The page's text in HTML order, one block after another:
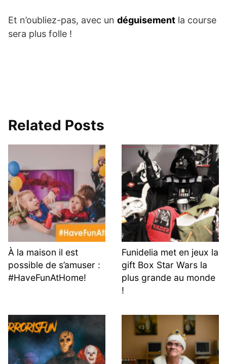
Et n’oubliez-pas, avec un déguisement la course
sera plus folle !
Related Posts
À la maison il est
possible de s’amuser :
#HaveFunAtHome!
Funidelia met en jeux la
gift Box Star Wars la
plus grande au monde
!